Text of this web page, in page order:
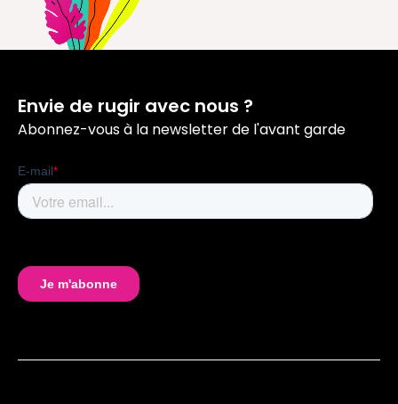
Envie de rugir avec nous ?
Abonnez-vous à la newsletter de l'avant garde